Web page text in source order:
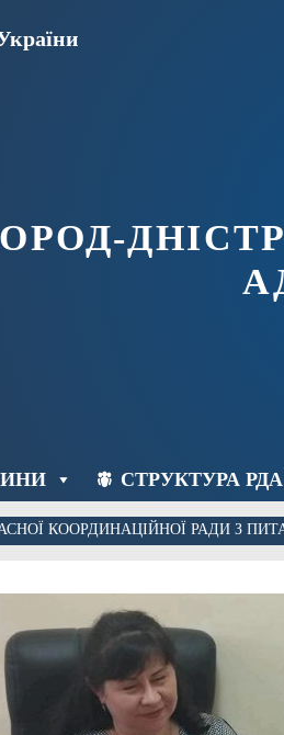
СТРУКТУРА РДА
КООРДИНАЦІЙНОЇ РАДИ З